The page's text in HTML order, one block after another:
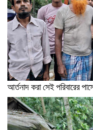
আর্তনাদ করা সেই পরিবারের